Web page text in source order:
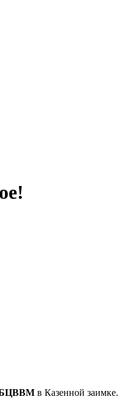
в Казенной заимке.